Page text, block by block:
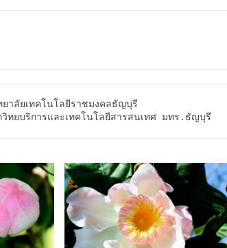
ทยบริการและเทคโนโลยีสารสนเทศ มทร.ธัญบุรี